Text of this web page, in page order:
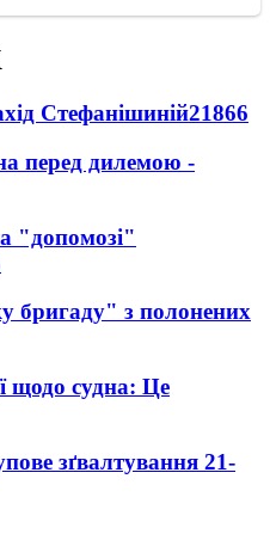
Стефанішиній21866
перед дилемою -
"допомозі"
бригаду" з полонених
щодо судна: Це
зґвалтування 21-